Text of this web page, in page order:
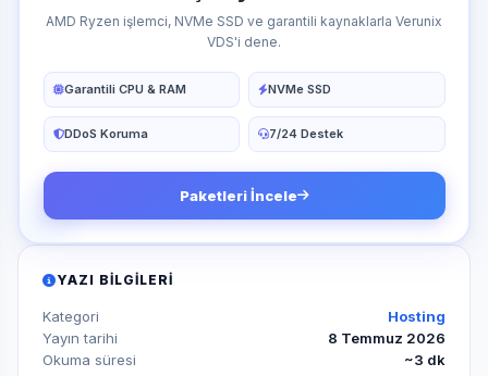
AMD Ryzen işlemci, NVMe SSD ve garantili kaynaklarla Verunix
VDS'i dene.
Garantili CPU & RAM NVMe SSD
DDoS Koruma 7/24 Destek
Paketleri İncele
YAZI BILGILERI
Kategori
Hosting
Yayın tarihi
8 Temmuz 2026
Okuma süresi
~3 dk